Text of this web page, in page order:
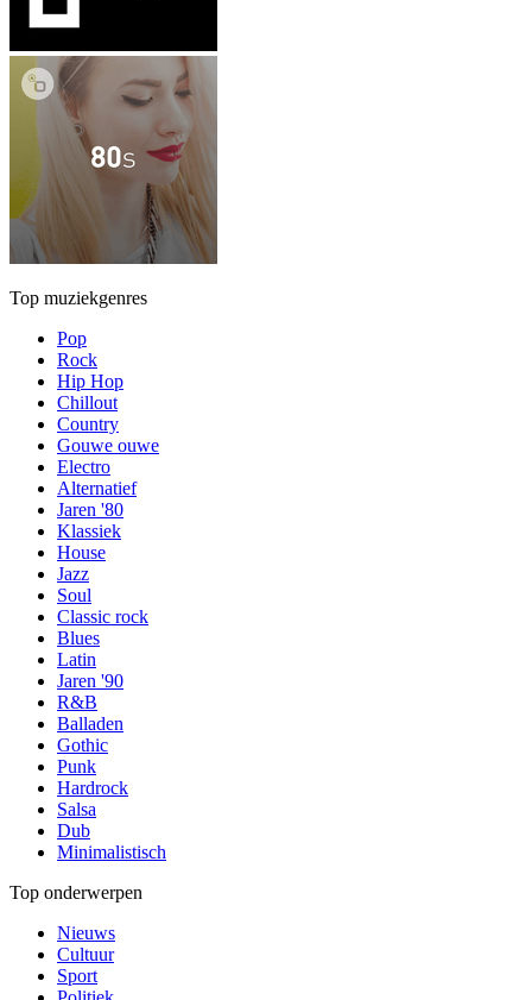
Top muziekgenres
Pop
Rock
Hip Hop
Chillout
Country
Gouwe ouwe
Electro
Alternatief
Jaren '80
Klassiek
House
Jazz
Soul
Classic rock
Blues
Latin
Jaren '90
R&B
Balladen
Gothic
Punk
Hardrock
Salsa
Dub
Minimalistisch
Top onderwerpen
Nieuws
Cultuur
Sport